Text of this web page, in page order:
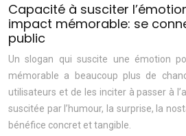
Capacité à susciter
impact mémorable: se
public
Un slogan qui suscite une émotion
mémorable a beaucoup plus de
utilisateurs et de les inciter à passer à
suscitée par l’humour, la surprise, la
bénéfice concret et tangible.